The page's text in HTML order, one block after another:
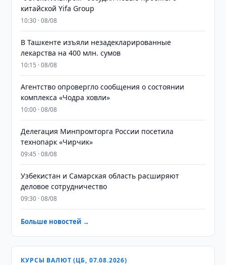
китайской Yifa Group
10:30 · 08/08
​​​​​​​В Ташкенте изъяли незадекларированные
лекарства на 400 млн. сумов
10:15 · 08/08
Агентство опровергло сообщения о состоянии
комплекса «Чодра ховли»
10:00 · 08/08
Делегация Минпромторга России посетила
технопарк «Чирчик»
09:45 · 08/08
Узбекистан и Самарская область расширяют
деловое сотрудничество
09:30 · 08/08
Больше новостей →
КУРСЫ ВАЛЮТ (ЦБ, 07.08.2026)